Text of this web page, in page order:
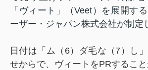
「ヴィート」（Veet）を展開す
ーザー・ジャパン株式会社が制定
日付は「ム（6）ダ毛な（7）し
せからで、ヴィートをPRすること